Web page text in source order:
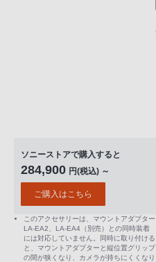
ソニーストアで購入すると
284,900 円(税込) ～
ご購入はこちら
このアクセサリーは、マウントアダプター
LA-EA2、LA-EA4（別売）との同時装着
には対応していません。同時に取り付ける
と、マウントアダプターと縦位置グリップ
の間が狭くなり、カメラが持ちにくくなり